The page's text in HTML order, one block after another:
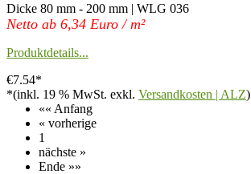
Dicke 80 mm - 200 mm | WLG 036
Netto ab 6,34 Euro / m²
Produktdetails...
€7.54*
*(inkl. 19 % MwSt. exkl. Versandkosten | ALZ)
«« Anfang
« vorherige
1
nächste »
Ende »»